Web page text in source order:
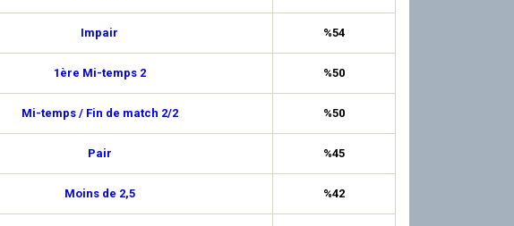
Impair %54
1ère Mi-temps 2 %50
Mi-temps / Fin de match 2/2 %50
Pair %45
Moins de 2,5 %42